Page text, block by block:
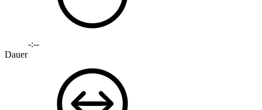
-:--
Dauer